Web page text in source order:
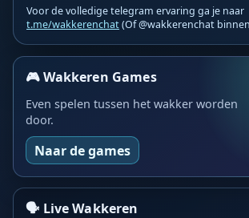
Voor de volledige telegram ervaring ga je naar
t.me/wakkerenchat(Of @wakkerenchat
🎮 Wakkeren Games
Even spelen tussen het wakker worden
door.
Naar de games
🗣️ Live Wakkeren